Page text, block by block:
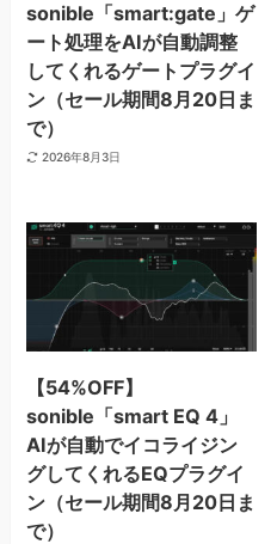
sonible「smart:gate」ゲ
ート処理をAIが自動調整
してくれるゲートプラグイ
ン（セール期間8月20日ま
で）
2026年8月3日
【54%OFF】
sonible「smart EQ 4」
AIが自動でイコライジン
グしてくれるEQプラグイ
ン（セール期間8月20日ま
で）